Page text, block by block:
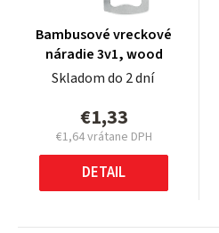
Bambusové vreckové
náradie 3v1, wood
Skladom do 2 dní
€1,33
€1,64 vrátane DPH
Jednotková
cena:
DETAIL